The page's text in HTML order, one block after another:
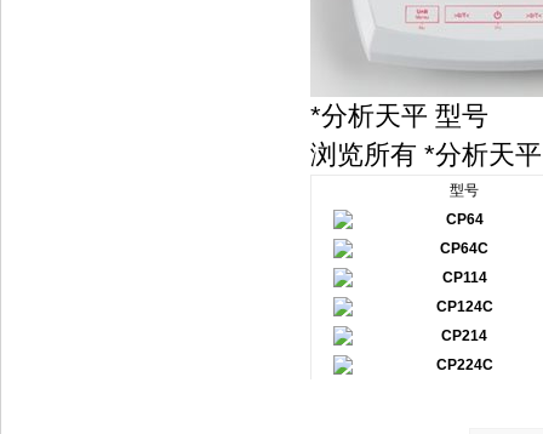
*分析天平 型号
浏览所有 *分析天
型号
CP64
CP64C
CP114
CP124C
CP214
CP224C